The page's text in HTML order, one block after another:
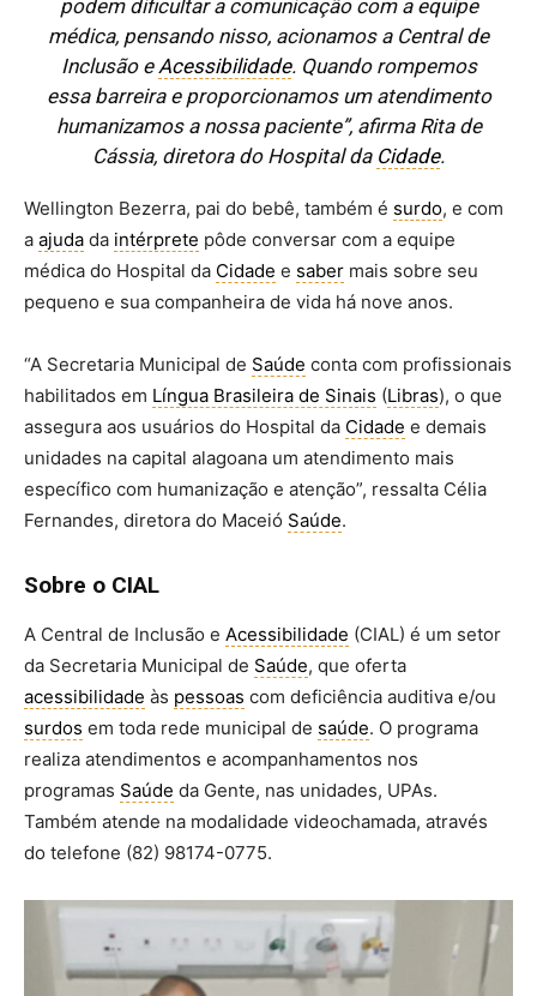
podem dificultar a comunicação com a equipe
médica, pensando nisso, acionamos a Central de
Inclusão eAcessibilidade. Quando rompemos
essa barreira e proporcionamos um atendimento
humanizamos a nossa paciente”, afirma Rita de
Cássia, diretora do Hospital da Cidade.
Wellington Bezerra, pai do bebê, também é surdo, e com
a ajuda da intérprete pôde conversar com a equipe
médica do Hospital da Cidade e saber mais sobre seu
pequeno e sua companheira de vida há nove anos.
“A Secretaria Municipal de Saúde conta com profissionais
habilitados em Língua Brasileira de Sinais (Libras), o que
assegura aos usuários do Hospital da Cidade e demais
unidades na capital alagoana um atendimento mais
específico com humanização e atenção”, ressalta Célia
Fernandes, diretora do Maceió Saúde.
Sobre o CIAL
A Central de Inclusão e Acessibilidade (CIAL) é um setor
da Secretaria Municipal de Saúde, que oferta
acessibilidade às pessoas com deficiência auditiva e/ou
surdos em toda rede municipal de saúde. O programa
realiza atendimentos e acompanhamentos nos
programas Saúde da Gente, nas unidades, UPAs.
Também atende na modalidade videochamada, através
do telefone (82) 98174-0775.